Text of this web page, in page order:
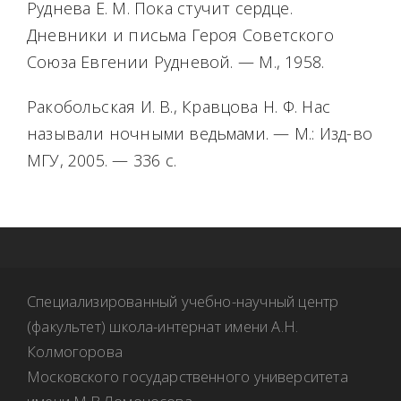
Руднева Е. М. Пока стучит сердце.
Дневники и письма Героя Советского
Союза Евгении Рудневой. — М., 1958.
Ракобольская И. В., Кравцова Н. Ф. Нас
называли ночными ведьмами. — М.: Изд-во
МГУ, 2005. — 336 с.
Специализированный учебно-научный центр
(факультет) школа-интернат имени А.Н.
Колмогорова
Московского государственного университета